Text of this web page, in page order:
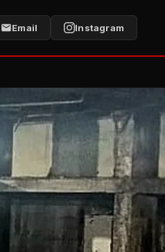
Email Instagram